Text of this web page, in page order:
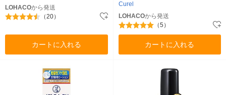
LOHACOから発送
（20）
カートに入れる
Curel
LOHACOから発送
（5）
カートに入れる